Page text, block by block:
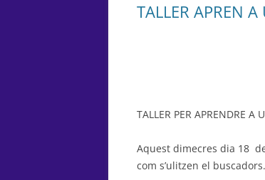
TALLER APREN
TALLER PER APRENDRE A
Aquest dimecres dia 18
com s’ulitzen el